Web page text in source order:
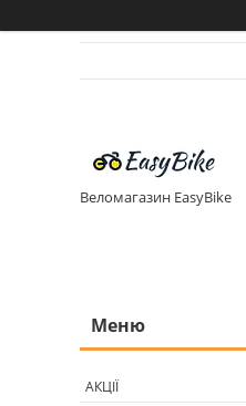
Веломагазин EasyBike
АКЦІЇ